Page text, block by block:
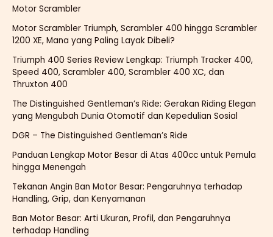
Motor Scrambler
Motor Scrambler Triumph, Scrambler 400 hingga Scrambler
1200 XE, Mana yang Paling Layak Dibeli?
Triumph 400 Series Review Lengkap: Triumph Tracker 400,
Speed 400, Scrambler 400, Scrambler 400 XC, dan
Thruxton 400
The Distinguished Gentleman’s Ride: Gerakan Riding Elegan
yang Mengubah Dunia Otomotif dan Kepedulian Sosial
DGR – The Distinguished Gentleman’s Ride
Panduan Lengkap Motor Besar di Atas 400cc untuk Pemula
hingga Menengah
Tekanan Angin Ban Motor Besar: Pengaruhnya terhadap
Handling, Grip, dan Kenyamanan
Ban Motor Besar: Arti Ukuran, Profil, dan Pengaruhnya
terhadap Handling